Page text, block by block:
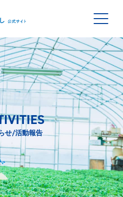
せ/活動報告